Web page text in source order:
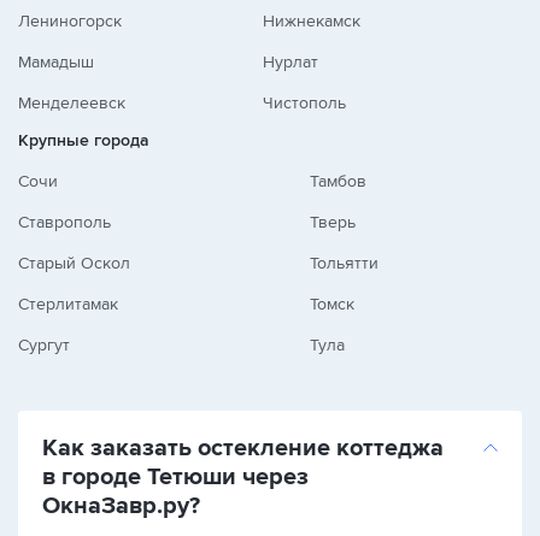
Лениногорск
Мамадыш
Менделеевск
Нижнекамск
Нурлат
Чистополь
Крупные города
Сочи
Ставрополь
Старый Оскол
Стерлитамак
Сургут
Тамбов
Тверь
Тольятти
Томск
Тула
Как заказать остекление коттеджа
в городе Тетюши через
ОкнаЗавр.ру?